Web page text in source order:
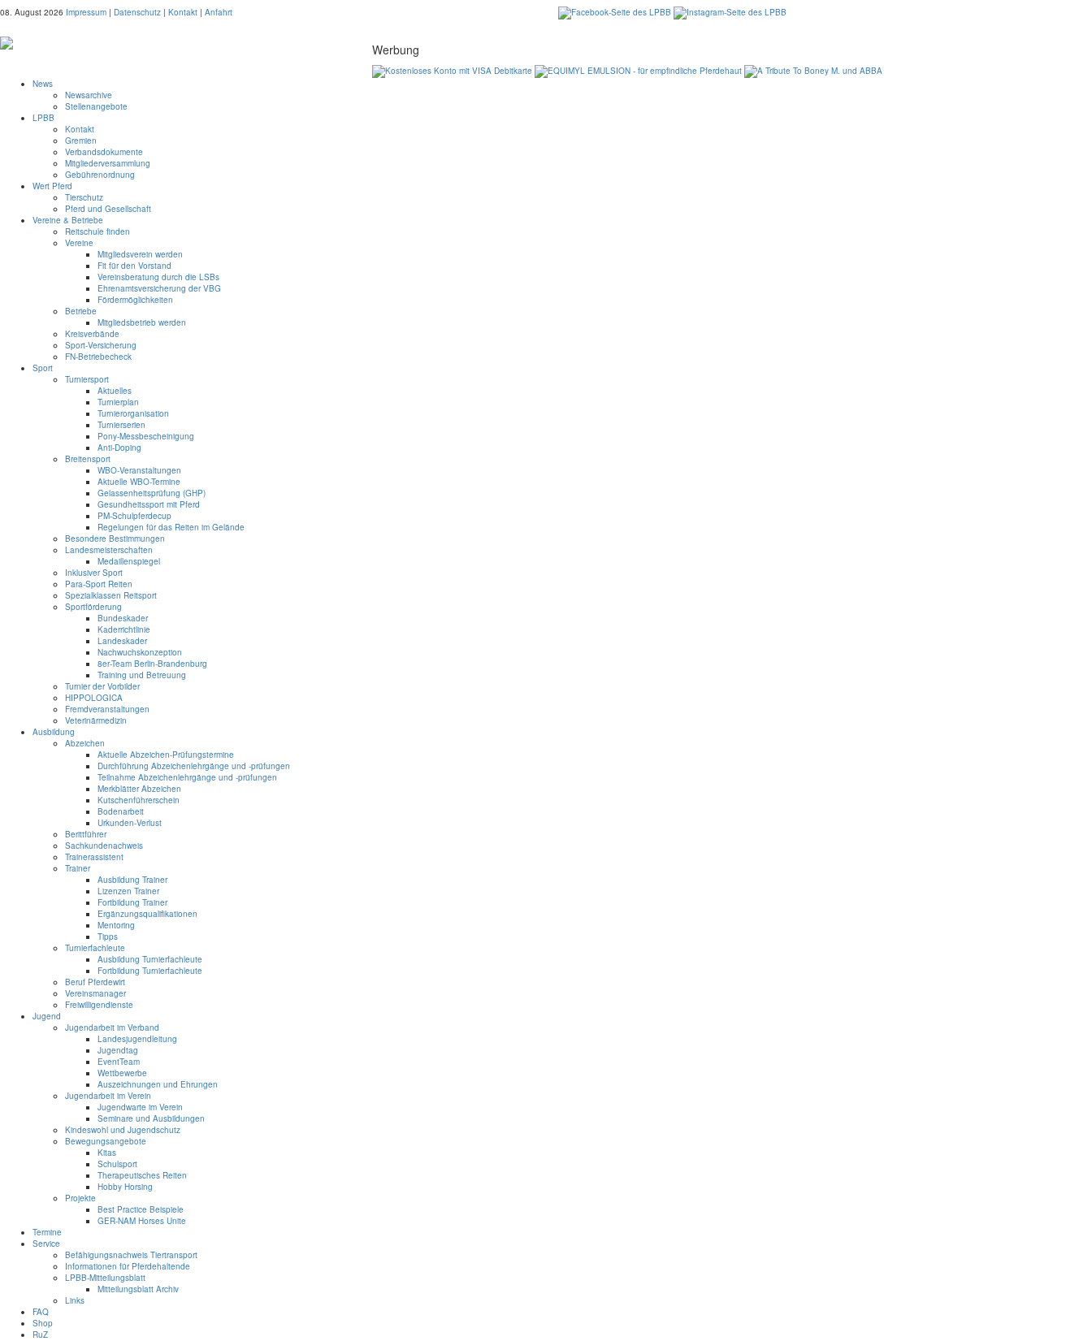
08. August 2026 Impressum | Datenschutz | Kontakt | Anfahrt
Werbung
News
Newsarchive
Stellenangebote
LPBB
Kontakt
Gremien
Verbandsdokumente
Mitgliederversammlung
Gebührenordnung
Wert Pferd
Tierschutz
Pferd und Gesellschaft
Vereine & Betriebe
Reitschule finden
Vereine
Mitgliedsverein werden
Fit für den Vorstand
Vereinsberatung durch die LSBs
Ehrenamtsversicherung der VBG
Fördermöglichkeiten
Betriebe
Mitgliedsbetrieb werden
Kreisverbände
Sport-Versicherung
FN-Betriebecheck
Sport
Turniersport
Aktuelles
Turnierplan
Turnierorganisation
Turnierserien
Pony-Messbescheinigung
Anti-Doping
Breitensport
WBO-Veranstaltungen
Aktuelle WBO-Termine
Gelassenheitsprüfung (GHP)
Gesundheitssport mit Pferd
PM-Schulpferdecup
Regelungen für das Reiten im Gelände
Besondere Bestimmungen
Landesmeisterschaften
Medaillenspiegel
Inklusiver Sport
Para-Sport Reiten
Spezialklassen Reitsport
Sportförderung
Bundeskader
Kaderrichtlinie
Landeskader
Nachwuchskonzeption
8er-Team Berlin-Brandenburg
Training und Betreuung
Turnier der Vorbilder
HIPPOLOGICA
Fremdveranstaltungen
Veterinärmedizin
Ausbildung
Abzeichen
Aktuelle Abzeichen-Prüfungstermine
Durchführung Abzeichenlehrgänge und -prüfungen
Teilnahme Abzeichenlehrgänge und -prüfungen
Merkblätter Abzeichen
Kutschenführerschein
Bodenarbeit
Urkunden-Verlust
Berittführer
Sachkundenachweis
Trainerassistent
Trainer
Ausbildung Trainer
Lizenzen Trainer
Fortbildung Trainer
Ergänzungsqualifikationen
Mentoring
Tipps
Turnierfachleute
Ausbildung Turnierfachleute
Fortbildung Turnierfachleute
Beruf Pferdewirt
Vereinsmanager
Freiwilligendienste
Jugend
Jugendarbeit im Verband
Landesjugendleitung
Jugendtag
EventTeam
Wettbewerbe
Auszeichnungen und Ehrungen
Jugendarbeit im Verein
Jugendwarte im Verein
Seminare und Ausbildungen
Kindeswohl und Jugendschutz
Bewegungsangebote
Kitas
Schulsport
Therapeutisches Reiten
Hobby Horsing
Projekte
Best Practice Beispiele
GER-NAM Horses Unite
Termine
Service
Befähigungsnachweis Tiertransport
Informationen für Pferdehaltende
LPBB-Mitteilungsblatt
Mitteilungsblatt Archiv
Links
FAQ
Shop
RuZ